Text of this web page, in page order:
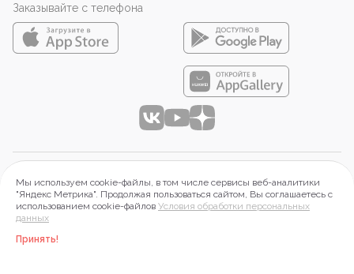
Заказывайте с телефона
644099 г. Омск, Набережная Тухачевского, д.16, оф.2П.
ИНН 5503197313, ОГРН 1215500015268
Правовая информация
Мы используем cookie-файлы, в том числе сервисы веб-аналитики
"Яндекс Метрика". Продолжая пользоваться сайтом, Вы соглашаетесь с
использованием cookie-файлов Условия обработки персональных
данных
Принять!